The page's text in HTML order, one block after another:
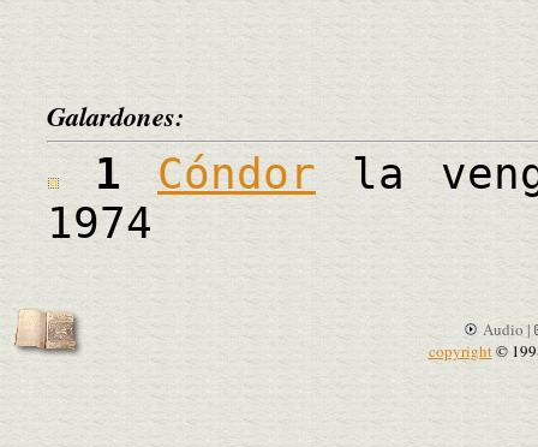
Galardones:
1Cóndorla
1974
Audio |
copyright©